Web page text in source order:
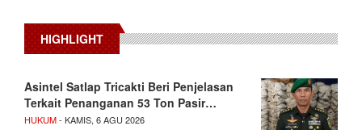
HIGHLIGHT
Asintel Satlap Tricakti Beri Penjelasan
Terkait Penanganan 53 Ton Pasir…
HUKUM- KAMIS, 6 AGU 2026